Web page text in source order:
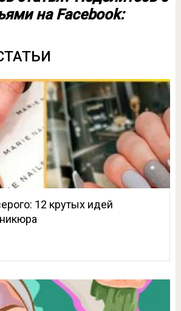
на Facebook:
12 крутых идей